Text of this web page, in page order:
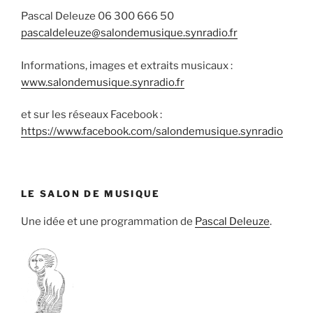
Pascal Deleuze 06 300 666 50
pascaldeleuze@salondemusique.synradio.fr
Informations, images et extraits musicaux :
www.salondemusique.synradio.fr
et sur les réseaux Facebook :
https://www.facebook.com/salondemusique.synradio
LE SALON DE MUSIQUE
Une idée et une programmation de Pascal Deleuze.